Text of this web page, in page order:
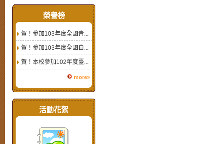
榮譽榜
賀！參加103年度全國青...
賀！參加103年度全國自...
賀！本校參加102年度臺...
more»
活動花絮